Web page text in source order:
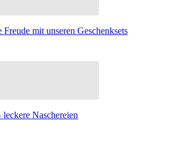
Freude mit unseren Geschenksets
leckere Naschereien